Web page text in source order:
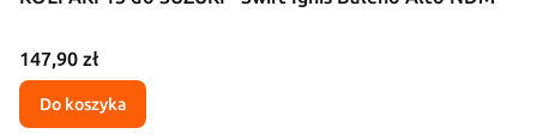
Cena
147,90 zł
Do koszyka